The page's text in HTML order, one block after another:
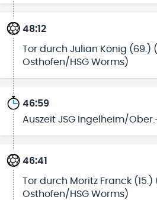
48:12
Tor durch Julian König (69.)
Osthofen/HSG Worms)
46:59
Auszeit JSG Ingelheim/
46:41
Tor durch Moritz Franck (15.)
Osthofen/HSG Worms)